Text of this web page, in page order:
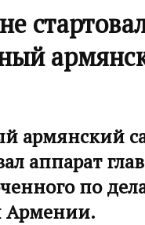
армянский
аппарат
по
Армении.